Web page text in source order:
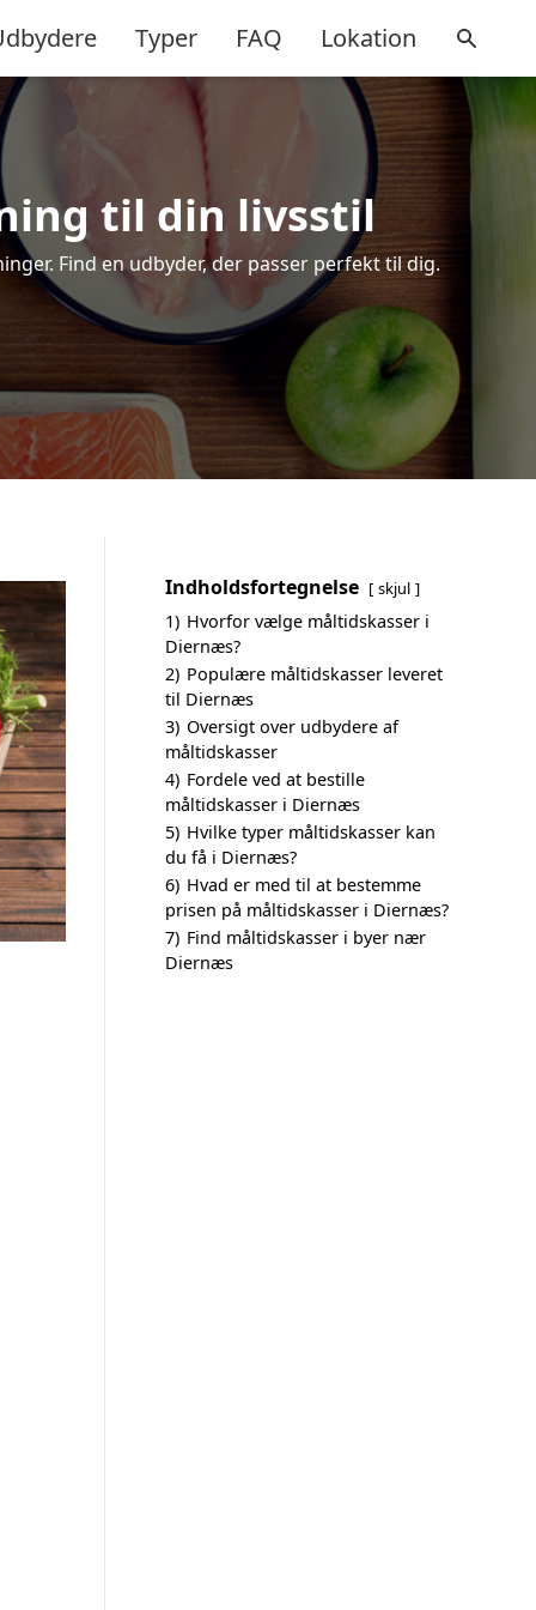
Typer FAQ Lokation
til din livsstil
Find en udbyder, der passer perfekt til dig.
Indholdsfortegnelse skjul
1) Hvorfor vælge måltidskasser i
Diernæs?
2) Populære måltidskasser leveret
til Diernæs
3) Oversigt over udbydere af
måltidskasser
4) Fordele ved at bestille
måltidskasser i Diernæs
5) Hvilke typer måltidskasser kan
du få i Diernæs?
6) Hvad er med til at bestemme
prisen på måltidskasser i Diernæs?
7) Find måltidskasser i byer nær
Diernæs